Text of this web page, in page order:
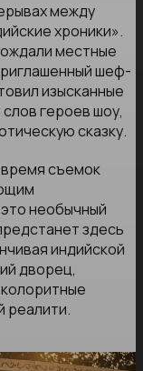
между
хроники».
местные
шеф-
изысканные
героев шоу,
сказку.
съемок
необычный
здесь
индийской
дворец,
реалити.